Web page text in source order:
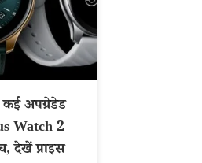
अपग्रेडेड
Watch 2
देखें प्राइस